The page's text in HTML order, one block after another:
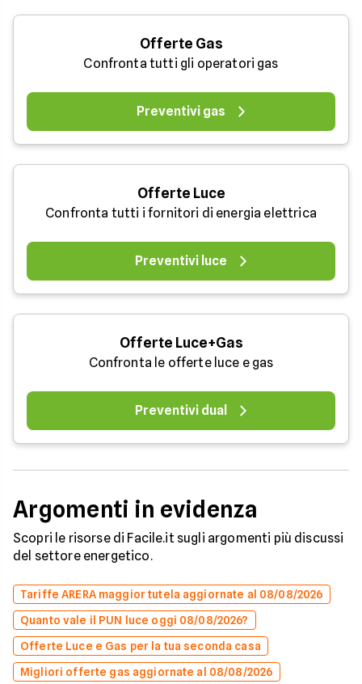
Offerte Gas
Confronta tutti gli operatori gas
Preventivi gas
Offerte Luce
Confronta tutti i fornitori di energia elettrica
Preventivi luce
Offerte Luce+Gas
Confronta le offerte luce e gas
Preventivi dual
Argomenti in evidenza
Scopri le risorse di Facile.it sugli argomenti più discussi
del settore energetico.
Tariffe ARERA maggior tutela aggiornate al 08/08/2026
Quanto vale il PUN luce oggi 08/08/2026?
Offerte Luce e Gas per la tua seconda casa
Migliori offerte gas aggiornate al 08/08/2026